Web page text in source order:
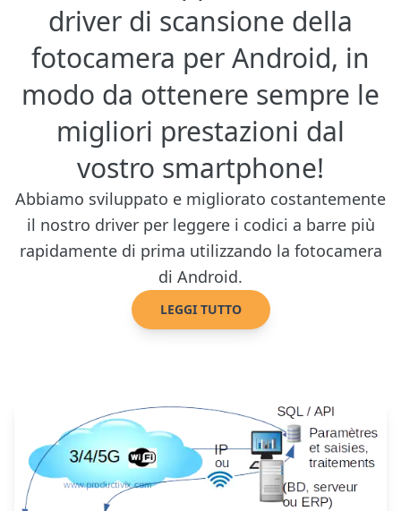
driver di scansione della
fotocamera per Android, in
modo da ottenere sempre le
migliori prestazioni dal
vostro smartphone!
Abbiamo sviluppato e migliorato costantemente
il nostro driver per leggere i codici a barre più
rapidamente di prima utilizzando la fotocamera
di Android.
LEGGI TUTTO